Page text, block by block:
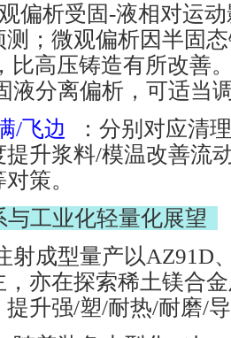
观偏析受固-液相对运
测；微观偏析因半固
比高压铸造有所改善
液分离偏析，可适当
/飞边
：分别对应清
升浆料/模温改善流
策。
与工业化轻量化展望
射成型量产以AZ91D
，亦在探索稀土镁合
升强/塑/耐热/耐磨/